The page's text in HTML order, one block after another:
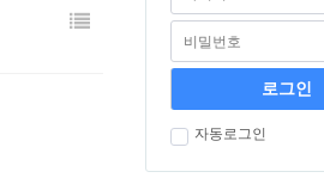
자동로그인